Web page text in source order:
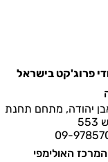
פרוג'קט בישראל
יהודה, מתחם תחנת
האולימפי